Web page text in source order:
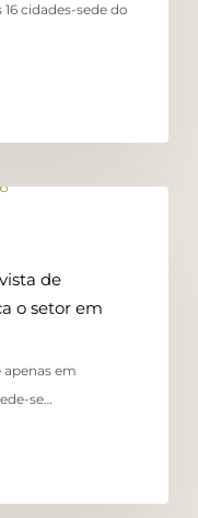
cidades-sede do
de
o setor em
em
se…